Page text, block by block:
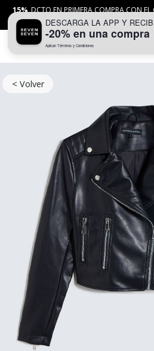
15% DCTO EN PRIMERA COMPRA CON
APLICANTYC
< Volver
DESCARGA LA APP Y
-20% en una compra
Aplican Términos y Condiciones